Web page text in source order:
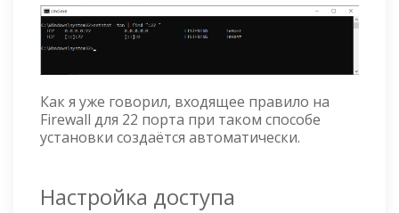
Как я уже говорил, входящее правило на
Firewall для 22 порта при таком способе
установки создаётся автоматически.
Настройка доступа